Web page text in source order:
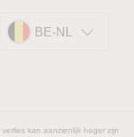
BE-NL
kan aanzienlijk hoger zijn